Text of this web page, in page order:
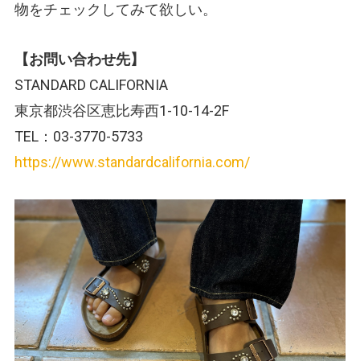
物をチェックしてみて欲しい。
【お問い合わせ先】
STANDARD CALIFORNIA
東京都渋谷区恵比寿西1-10-14-2F
TEL：03-3770-5733
https://www.standardcalifornia.com/